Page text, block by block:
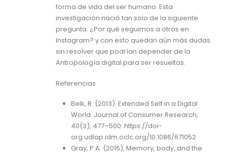
forma de vida del ser humano. Esta
investigación nació tan solo de la siguiente
pregunta: ¿Por qué seguimos a otros en
Instagram? y con esto quedan aún más dudas
sin resolver que podrían depender de la
Antropología digital para ser resueltas.
Referencias
Belk, R. (2013). Extended Self in a Digital
World. Journal of Consumer Research,
40(3), 477–500. https://doi-
org.udlap.idm.oclc.org/10.1086/671052
Gray, P.A. (2016), Memory, body, and the